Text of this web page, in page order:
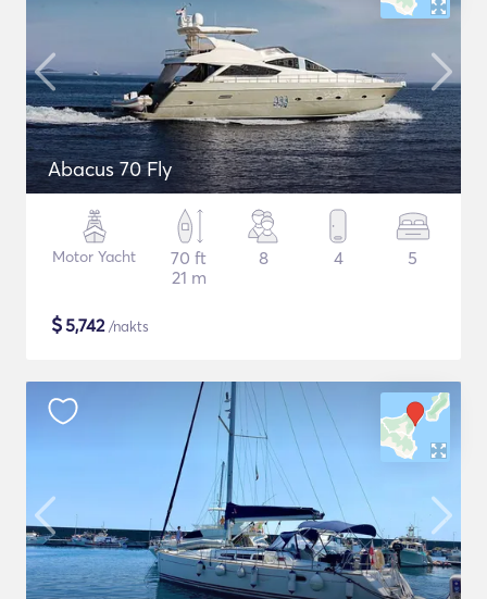
Abacus 70 Fly
Motor Yacht
70 ft
21 m
8 4 5
$5,742/nakts